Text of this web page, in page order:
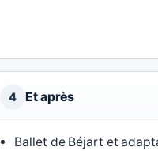
4 Et après
Ballet de Béjart et